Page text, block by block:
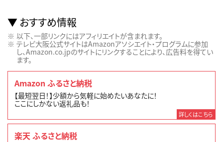
おすすめ情報
以下、一部リンクにはアフィリエイトが含まれます。
テレビ大阪公式サイトはAmazonアソシエイト・プログラムに参加
し、Amazon.co.jpのサイトにリンクすることにより、広告料を得てい
ます。
Amazon ふるさと納税
【最短翌日！】少額から気軽に始めたいあなたに！
ここにしかない返礼品も！
詳しくはこちら
楽天 ふるさと納税